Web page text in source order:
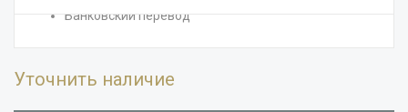
Банковский перевод
Уточнить наличие